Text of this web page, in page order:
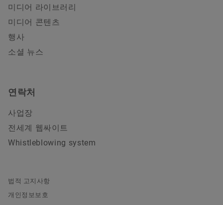
미디어 라이브러리
미디어 콘텐츠
행사
소셜 뉴스
연락처
사업장
전세계 웹싸이트
Whistleblowing system
법적 고지사항
개인정보보호